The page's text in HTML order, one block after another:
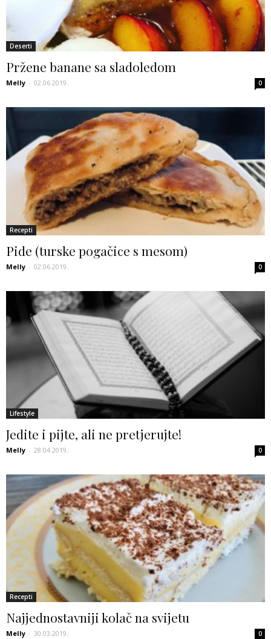
Deserti
Pržene banane sa sladoledom
Melly - 02.06.2019. 0
Recepti
Pide (turske pogačice s mesom)
Melly - 02.06.2019. 0
Lifestyle
Jedite i pijte, ali ne pretjerujte!
Melly - 28.04.2019. 0
Recepti
Najjednostavniji kolač na svijetu
Melly - 30.03.2019. 0